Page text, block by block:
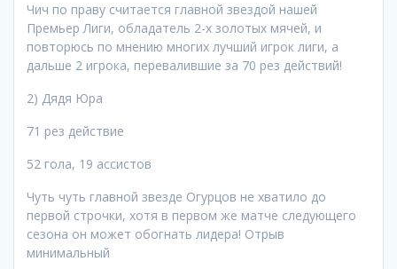
Чич по праву считается главной звездой нашей
Премьер Лиги, обладатель 2-х золотых мячей, и
повторюсь по мнению многих лучший игрок лиги, а
дальше 2 игрока, перевалившие за 70 рез действий!
2) Дядя Юра
71 рез действие
52 гола, 19 ассистов
Чуть чуть главной звезде Огурцов не хватило до
первой строчки, хотя в первом же матче следующего
сезона он может обогнать лидера! Отрыв
минимальный